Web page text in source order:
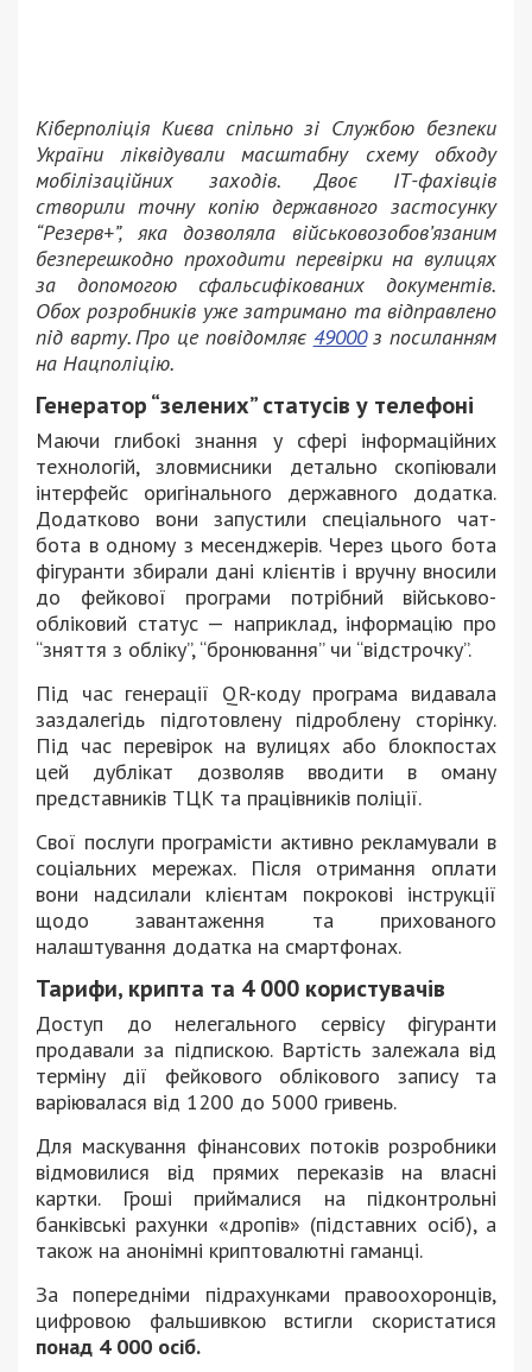
Кіберполіція Києва спільно зі Службою безпеки
України ліквідували масштабну схему обходу
мобілізаційних заходів. Двоє ІТ-фахівців
створили точну копію державного застосунку
“Резерв+”, яка дозволяла військовозобов’язаним
безперешкодно проходити перевірки на вулицях
за допомогою сфальсифікованих документів.
Обох розробників уже затримано та відправлено
під варту. Про це повідомляє 49000з посиланням
на Нацполіцію.
Генератор “зелених” статусів у телефоні
Маючи глибокі знання у сфері інформаційних
технологій, зловмисники детально скопіювали
інтерфейс оригінального державного додатка.
Додатково вони запустили спеціального чат-
бота в одному з месенджерів. Через цього бота
фігуранти збирали дані клієнтів і вручну вносили
до фейкової програми потрібний військово-
обліковий статус — наприклад, інформацію про
“зняття з обліку”, “бронювання” чи “відстрочку”.
Під час генерації QR-коду програма видавала
заздалегідь підготовлену підроблену сторінку.
Під час перевірок на вулицях або блокпостах
цей дублікат дозволяв вводити в оману
представників ТЦК та працівників поліції.
Свої послуги програмісти активно рекламували в
соціальних мережах. Після отримання оплати
вони надсилали клієнтам покрокові інструкції
щодо завантаження та прихованого
налаштування додатка на смартфонах.
Тарифи, крипта та 4 000 користувачів
Доступ до нелегального сервісу фігуранти
продавали за підпискою. Вартість залежала від
терміну дії фейкового облікового запису та
варіювалася від 1200 до 5000 гривень.
Для маскування фінансових потоків розробники
відмовилися від прямих переказів на власні
картки. Гроші приймалися на підконтрольні
банківські рахунки «дропів» (підставних осіб), а
також на анонімні криптовалютні гаманці.
За попередніми підрахунками правоохоронців,
цифровою фальшивкою встигли скористатися
понад 4 000 осіб.